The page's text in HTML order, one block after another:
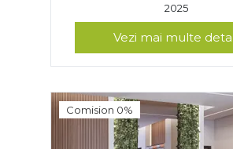
2025
Vezi mai multe
Comision 0%